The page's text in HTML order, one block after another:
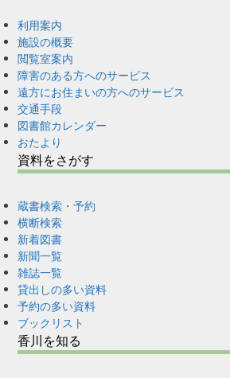
利用案内
施設の概要
閲覧室案内
障害のある方へのサービス
遠方にお住まいの方へのサービス
交通手段
図書館カレンダー
おたより
資料をさがす
蔵書検索・予約
横断検索
新着図書
新聞一覧
雑誌一覧
貸出しの多い資料
予約の多い資料
ブックリスト
香川を知る